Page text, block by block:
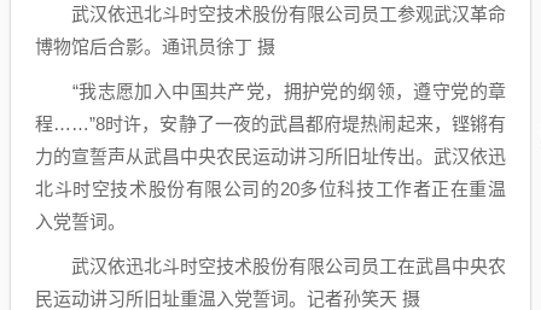
武汉依迅北斗时空技术股份有限公司员工参观武汉革命
博物馆后合影。通讯员徐丁 摄
“我志愿加入中国共产党，拥护党的纲领，遵守党的章
程……”8时许，安静了一夜的武昌都府堤热闹起来，铿锵有
力的宣誓声从武昌中央农民运动讲习所旧址传出。武汉依迅
北斗时空技术股份有限公司的20多位科技工作者正在重温
入党誓词。
武汉依迅北斗时空技术股份有限公司员工在武昌中央农
民运动讲习所旧址重温入党誓词。记者孙笑天 摄